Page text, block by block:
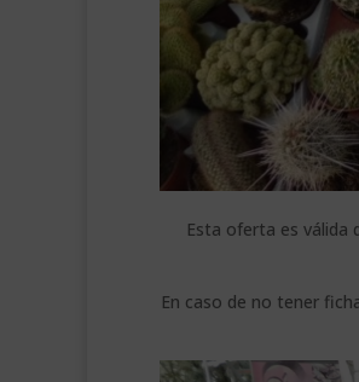
Esta oferta es válida
En caso de no tener